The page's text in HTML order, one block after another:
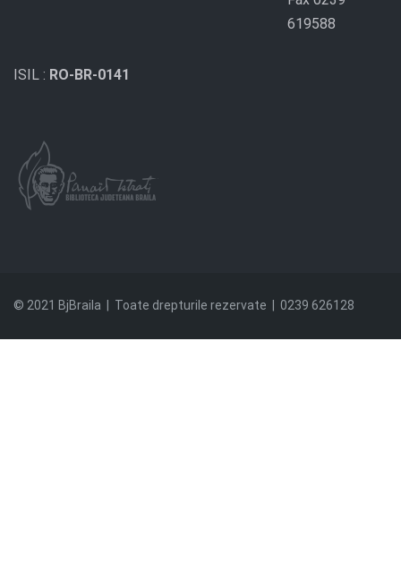
619588
ISIL : RO-BR-0141
© 2021 BjBraila | Toate drepturile rezervate | 0239 626128